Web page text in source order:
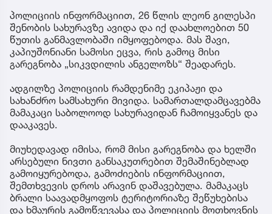
პოლიციის ინფორმაციით, 26 წლის ლეონ გილესპი
შენობის სახურავზე ავიდა და იქ დაახლოებით 50
წუთის განმავლობაში იმყოფებოდა. მას შავი,
კაპიუშონიანი სამოსი ეცვა, რის გამოც მისი
გარეგნობა „სიკვდილის ანგელოზს“ შეადარეს.
ადგილზე პოლიციის რამდენიმე ეკიპაჟი და
სახანძრო სამსახური მივიდა. სამართალდამცავებმა
მამაკაცი საბოლოოდ სახურავიდან ჩამოიყვანეს და
დააკავეს.
მიუხედავად იმისა, რომ მისი გარეგნობა და ხელში
არსებული ნივთი განსაკუთრებით შემაშინებლად
გამოიყურებოდა, გამოძიების ინფორმაციით,
შემთხვევის დროს არავინ დაშავებულა. მამაკაცს
ბრალი საავადმყოფოს ტერიტორიაზე შეწუხებისა
და ხმაურის გამოწვევასა და პოლიციის მოთხოვნის